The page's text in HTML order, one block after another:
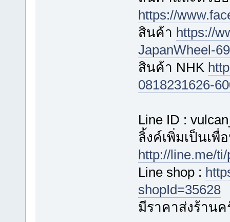
https://
สินค้า https://
JapanWheel-
สินค้า NHK
0818231626-
Line ID :
ลิ้งค์เพิ่มเป็นเพื่
http://line.me/
Line shop :
shopId=35628
มีราคาส่งร้านค